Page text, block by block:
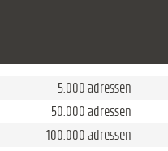
5.000 adressen
50.000 adressen
100.000 adressen